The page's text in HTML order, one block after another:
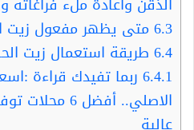
6.3متى يظهر مفعول
6.4 طريقة استعمال زيت
6.4.1 ربما تفيدك قراءة
الاصلي.. أفضل 6
عالية